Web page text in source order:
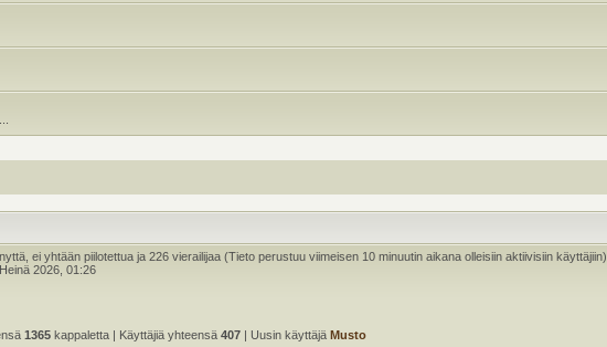
ei yhtään piilotettua ja 226 vierailijaa (Tieto perustuu viimeisen 10 minuutin aikana olleisiin aktiivisiin käyttäjiin)
2026, 01:26
1365 kappaletta | Käyttäjiä yhteensä407 | Uusin käyttäjäMusto